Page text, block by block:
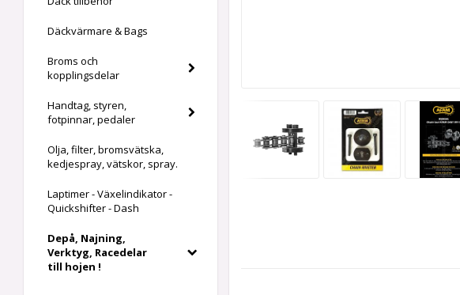
Däckvärmare & Bags
Broms och
kopplingsdelar
Handtag, styren,
fotpinnar, pedaler
Olja, filter, bromsvätska,
kedjespray, vätskor, spray.
Laptimer - Växelindikator -
Quickshifter - Dash
Depå, Najning,
Verktyg, Racedelar
till hojen !